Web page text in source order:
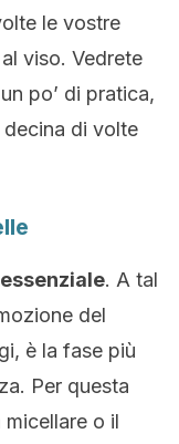
le vostre
viso. Vedrete
po’ di pratica,
di volte
. A tal
del
è la fase più
Per questa
micellare o il